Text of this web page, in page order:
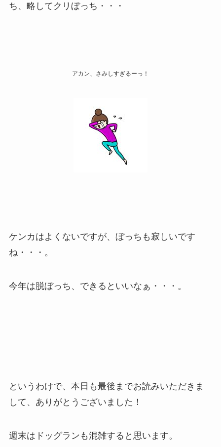
ち、略してクリぼっち・・・
アカン、さみしすぎるーっ！
ケンカはよくないですが、ぼっちも寂しいです
ね・・・。
今年は脱ぼっち、できるといいなぁ・・・。
というわけで、本日も最後までお読みいただきま
して、ありがとうございました！
週末はドッグランも混雑すると思います。